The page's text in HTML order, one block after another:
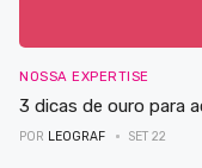
NOSSA EXPERTISE
3 dicas de ouro para
POR LEOGRAF SET 22